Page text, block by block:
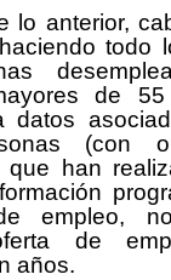
lo anterior,
todo
de
datos
(con
que han
empleo,
de
años.